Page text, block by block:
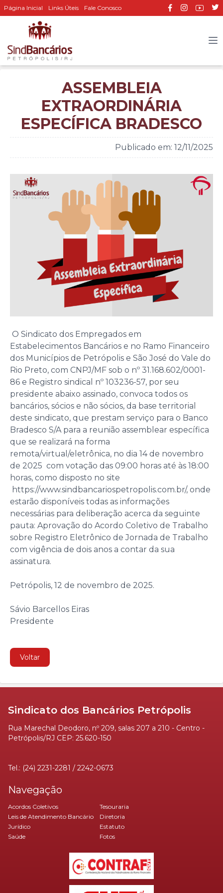
Página Inicial Links Úteis Fale Conosco
ASSEMBLEIA
EXTRAORDINÁRIA
ESPECÍFICA BRADESCO
Publicado em: 12/11/2025
O Sindicato dos Empregados em
Estabelecimentos Bancários e no Ramo Financeiro
dos Municípios de Petrópolis e São José do Vale do
Rio Preto, com CNPJ/MF sob o nº 31.168.602/0001-
86 e Registro sindical nº 103236-57, por seu
presidente abaixo assinado, convoca todos os
bancários, sócios e não sócios, da base territorial
deste sindicato, que prestam serviço para o Banco
Bradesco S/A para a reunião assemblear específica
que se realizará na forma
remota/virtual/eletrônica, no dia 14 de novembro
de 2025 com votação das 09:00 horas até às 18:00
horas, como disposto no site
https://www.sindbancariospetropolis.com.br/, onde
estarão disponíveis todas as informações
necessárias para deliberação acerca da seguinte
pauta: Aprovação do Acordo Coletivo de Trabalho
sobre Registro Eletrônico de Jornada de Trabalho
com vigência de dois anos a contar da sua
assinatura.
Petrópolis, 12 de novembro de 2025.
Sávio Barcellos Eiras
Presidente
Voltar
Sindicato dos Bancários Petrópolis
Rua Marechal Deodoro, nº 209, salas 207 a 210 - Centro -
Petrópolis/RJ CEP: 25.620-150
Tel.: (24) 2231-2281 / 2242-0673
Navegação
Acordos Coletivos
Leis de Atendimento Bancário
Jurídico
Saúde
Tesouraria
Diretoria
Estatuto
Fotos